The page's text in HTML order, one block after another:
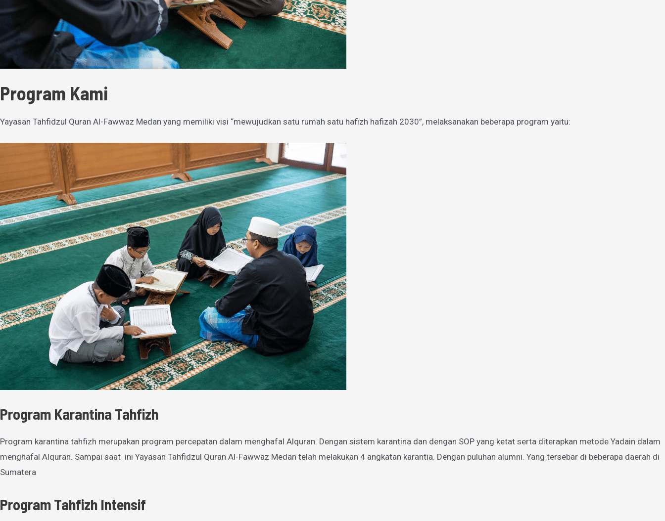
Program Kami
Yayasan Tahfidzul Quran Al-Fawwaz Medan yang memiliki visi “mewujudkan satu rumah satu hafizh hafizah 2030”, melaksanakan beberapa program yaitu:
Program Karantina Tahfizh
Program karantina tahfizh merupakan program percepatan dalam menghafal Alquran. Dengan sistem karantina dan dengan SOP yang ketat serta diterapkan metode Yadain dalam
menghafal Alquran. Sampai saat ini Yayasan Tahfidzul Quran Al-Fawwaz Medan telah melakukan 4 angkatan karantia. Dengan puluhan alumni. Yang tersebar di beberapa daerah di
Sumatera
Program Tahfizh Intensif